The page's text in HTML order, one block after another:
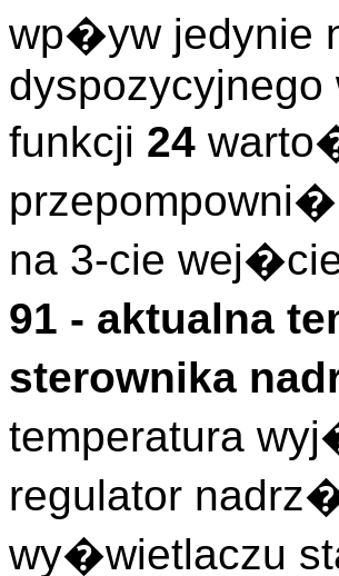
wp�yw jedynie
dyspozycyjnego
funkcji 24
na 3-cie
91 - aktualna
sterownika
temperatura
regulator
wy�wietlaczu